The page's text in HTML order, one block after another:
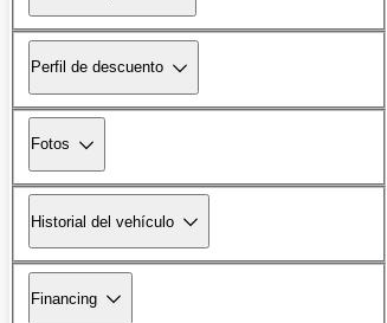
Perfil de descuento
Fotos
Historial del vehículo
Financing